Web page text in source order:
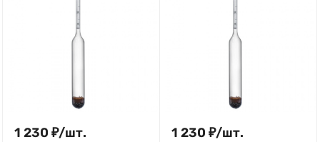
1 230 ₽/шт. 1 230 ₽/шт.